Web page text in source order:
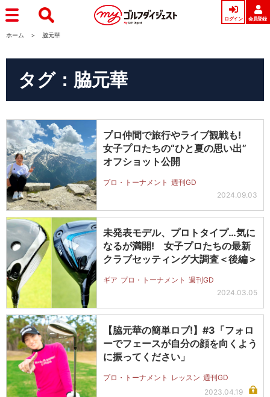
ログイン 会員登録
ホーム 脇元華
タグ：脇元華
プロ仲間で旅行やライブ観戦も!
女子プロたちの“ひと夏の思い出”
オフショット公開
プロ・トーナメント 週刊GD
2024.09.03
未発表モデル、プロトタイプ…気に
なるが満開! 女子プロたちの最新
クラブセッティング大調査＜後編＞
ギア プロ・トーナメント 週刊GD
2024.03.05
【脇元華の簡単ロブ!】#3「フォロ
ーでフェースが自分の顔を向くよう
に振ってください」
プロ・トーナメント レッスン 週刊GD
2023.04.19